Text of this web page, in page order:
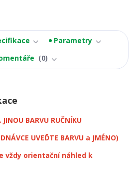
Parametry
0
BARVU RUČNÍKU
UVEĎTE BARVU a JMÉNO)
vždy orientační náhled k